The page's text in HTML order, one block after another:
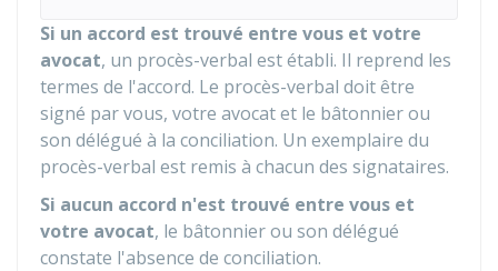
Si un accord est trouvé entre vous et votre
avocat, un procès-verbal est établi. Il reprend les
termes de l'accord. Le procès-verbal doit être
signé par vous, votre avocat et le bâtonnier ou
son délégué à la conciliation. Un exemplaire du
procès-verbal est remis à chacun des signataires.
Si aucun accord n'est trouvé entre vous et
votre avocat, le bâtonnier ou son délégué
constate l'absence de conciliation.